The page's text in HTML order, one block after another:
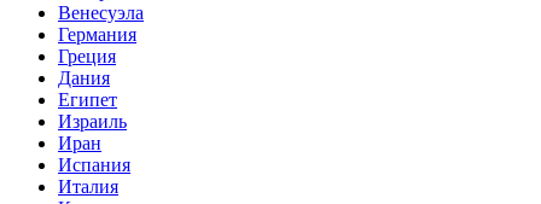
Венесуэла
Германия
Греция
Дания
Египет
Израиль
Иран
Испания
Италия